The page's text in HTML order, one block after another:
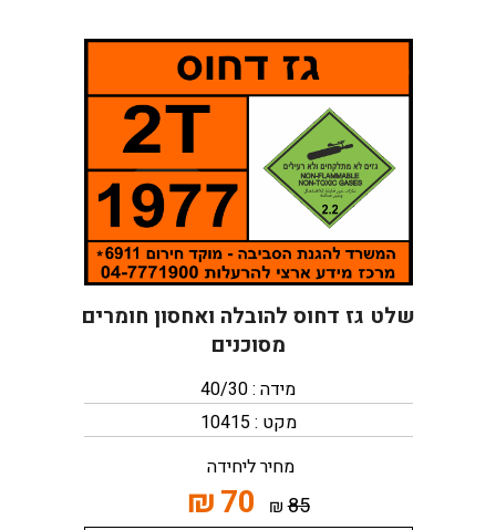
שלט גז דחוס להובלה ואחסון חומרים
מסוכנים
מידה : 40/30
מקט : 10415
מחיר ליחידה
85
₪
70
₪